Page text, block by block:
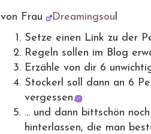
von Frau Dreamingsoul
Setze einen Link zu der
Regeln sollen im Blog
Erzähle von dir 6
Stockerl soll dann an 6
vergessen.
... und dann bittschön
hinterlassen, die man